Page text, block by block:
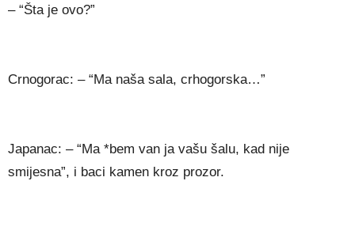
– “Šta je ovo?”
Crnogorac: – “Ma naša sala, crhogorska…”
Japanac: – “Ma *bem van ja vašu šalu, kad nije
smijesna”, i baci kamen kroz prozor.